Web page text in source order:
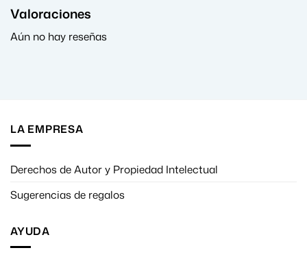
Valoraciones
Aún no hay reseñas
LA EMPRESA
Derechos de Autor y Propiedad Intelectual
Sugerencias de regalos
AYUDA